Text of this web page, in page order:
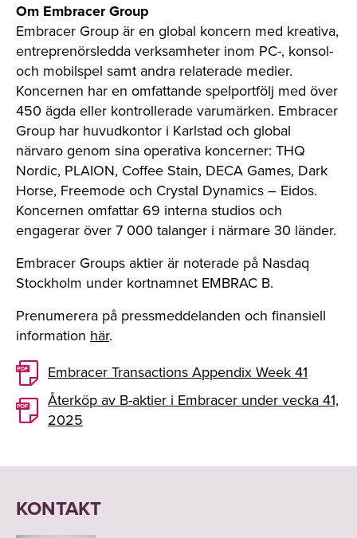
Om Embracer Group
Embracer Group är en global koncern med kreativa,
entreprenörsledda verksamheter inom PC-, konsol-
och mobilspel samt andra relaterade medier.
Koncernen har en omfattande spelportfölj med över
450 ägda eller kontrollerade varumärken. Embracer
Group har huvudkontor i Karlstad och global
närvaro genom sina operativa koncerner: THQ
Nordic, PLAION, Coffee Stain, DECA Games, Dark
Horse, Freemode och Crystal Dynamics – Eidos.
Koncernen omfattar 69 interna studios och
engagerar över 7 000 talanger i närmare 30 länder.
Embracer Groups aktier är noterade på Nasdaq
Stockholm under kortnamnet EMBRAC B.
Prenumerera på pressmeddelanden och finansiell
information här.
Embracer Transactions Appendix Week 41
Återköp av B-aktier i Embracer under vecka 41,
2025
KONTAKT